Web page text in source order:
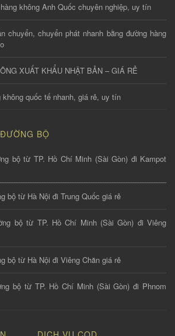
không Anh Quốc chuyên nghiệp, uy tín
chuyển, chuyển phát nhanh bằng đường hàng
XUẤT KHẨU NHẬT BẢN – GIÁ RẺ
quốc tế nhanh, giá rẻ, uy tín
BỘ
bộ từ TP. Hồ Chí Minh (Sài Gòn) đi Kampot
bộ từ Hà Nội đi Trung Quốc giá rẻ
bộ từ TP. Hồ Chí Minh (Sài Gòn) đi Viêng
bộ từ Hà Nội đi Viêng Chăn giá rẻ
bộ từ TP. Hồ Chí Minh (Sài Gòn) đi Phnom